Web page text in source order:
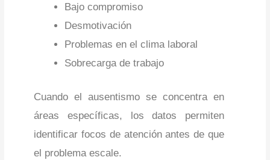
Bajo compromiso
Desmotivación
Problemas en el clima laboral
Sobrecarga de trabajo
Cuando el ausentismo se concentra en
áreas específicas, los datos permiten
identificar focos de atención antes de que
el problema escale.